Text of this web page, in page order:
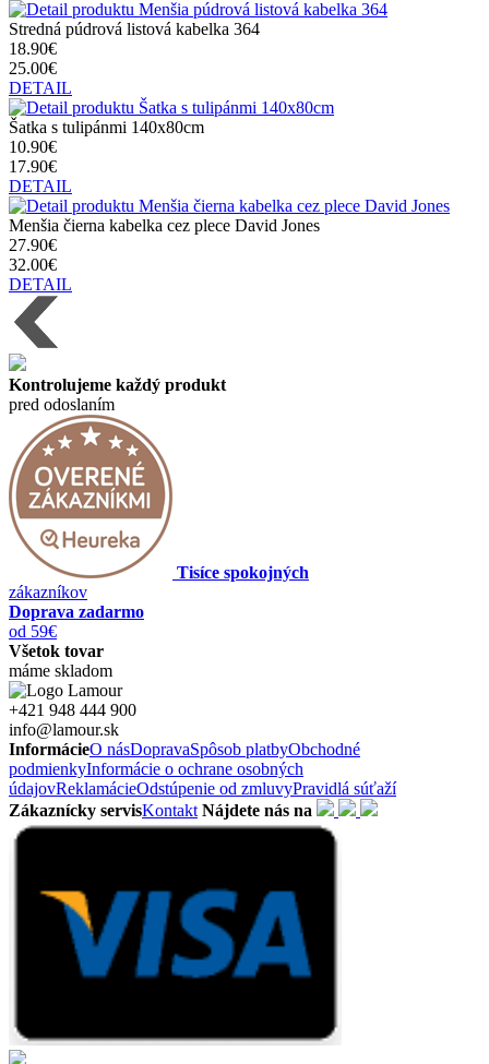
Stredná púdrová listová kabelka 364
18.90€
25.00€
DETAIL
Šatka s tulipánmi 140x80cm
10.90€
17.90€
DETAIL
Menšia čierna kabelka cez plece David Jones
27.90€
32.00€
DETAIL
Kontrolujeme každý produkt
pred odoslaním
Tisíce spokojných
zákazníkov
Doprava zadarmo
od 59€
Všetok tovar
máme skladom
+421 948 444 900
info@lamour.sk
InformácieO násDopravaSpôsob platbyObchodné
podmienkyInformácie o ochrane osobných
údajovReklamácieOdstúpenie od zmluvyPravidlá súťaží
Zákaznícky servisKontakt Nájdete nás na